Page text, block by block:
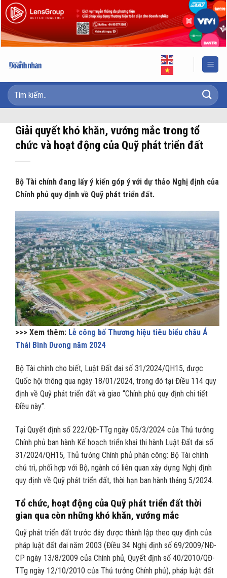
Skip
to
content
Giải quyết khó khăn, vướng mắc trong tổ
chức và hoạt động của Quỹ phát triển đất
Bộ Tài chính đang lấy ý kiến góp ý với dự thảo Nghị định của
Chính phủ quy định về Quỹ phát triển đất.
>>> Xem thêm: Lễ công bố Thương hiệu tiêu biểu châu Á
Thái Bình Dương năm 2024
Bộ Tài chính cho biết, Luật Đất đai số 31/2024/QH15, được
Quốc hội thông qua ngày 18/01/2024, trong đó tại Điều 114 quy
định về Quỹ phát triển đất và giao “Chính phủ quy định chi tiết
Điều này”.
Tại Quyết định số 222/QĐ-TTg ngày 05/3/2024 của Thủ tướng
Chính phủ ban hành Kế hoạch triển khai thi hành Luật Đất đai số
31/2024/QH15, Thủ tướng Chính phủ phân công: Bộ Tài chính
chủ trì, phối hợp với Bộ, ngành có liên quan xây dựng Nghị định
quy định về Quỹ phát triển đất, thời hạn ban hành tháng 5/2024.
Tổ chức, hoạt động của Quỹ phát triển đất thời
gian qua còn những khó khăn, vướng mắc
Quỹ phát triển đất trước đây được thành lập theo quy định của
pháp luật đất đai năm 2003 (Điều 34 Nghị định số 69/2009/NĐ-
CP ngày 13/8/2009 của Chính phủ, Quyết định số 40/2010/QĐ-
TTg ngày 12/10/2010 của Thủ tướng Chính phủ), pháp luật đất